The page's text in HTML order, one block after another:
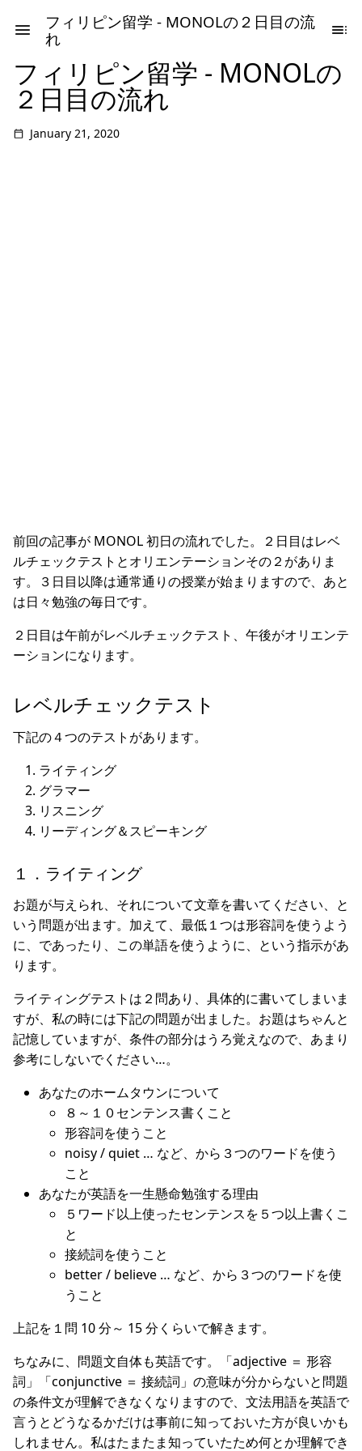
フィリピン留学 - MONOLの２日目の流
れ
フィリピン留学 - MONOLの
２日目の流れ
January 21, 2020
前回の記事が MONOL 初日の流れでした。２日目はレベ
ルチェックテストとオリエンテーションその２がありま
す。３日目以降は通常通りの授業が始まりますので、あと
は日々勉強の毎日です。
２日目は午前がレベルチェックテスト、午後がオリエンテ
ーションになります。
レベルチェックテスト
下記の４つのテストがあります。
ライティング
グラマー
リスニング
リーディング＆スピーキング
１．ライティング
お題が与えられ、それについて文章を書いてください、と
いう問題が出ます。加えて、最低１つは形容詞を使うよう
に、であったり、この単語を使うように、という指示があ
ります。
ライティングテストは２問あり、具体的に書いてしまいま
すが、私の時には下記の問題が出ました。お題はちゃんと
記憶していますが、条件の部分はうろ覚えなので、あまり
参考にしないでください…。
あなたのホームタウンについて
８～１０センテンス書くこと
形容詞を使うこと
noisy / quiet … など、から３つのワードを使う
こと
あなたが英語を一生懸命勉強する理由
５ワード以上使ったセンテンスを５つ以上書くこ
と
接続詞を使うこと
better / believe … など、から３つのワードを使
うこと
上記を１問 10 分～ 15 分くらいで解きます。
ちなみに、問題文自体も英語です。「adjective ＝ 形容
詞」「conjunctive ＝ 接続詞」の意味が分からないと問題
の条件文が理解できなくなりますので、文法用語を英語で
言うとどうなるかだけは事前に知っておいた方が良いかも
しれません。私はたまたま知っていたため何とか理解でき